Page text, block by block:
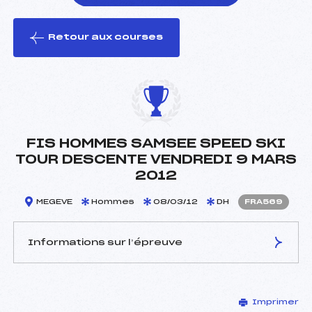
le ski
Retour aux courses
FIS HOMMES SAMSEE SPEED SKI
TOUR DESCENTE VENDREDI 9 MARS
2012
MEGEVE Hommes 08/03/12 DH FRA569
Informations sur l’épreuve
FOSSOUD GILLES (FRA)
Imprimer